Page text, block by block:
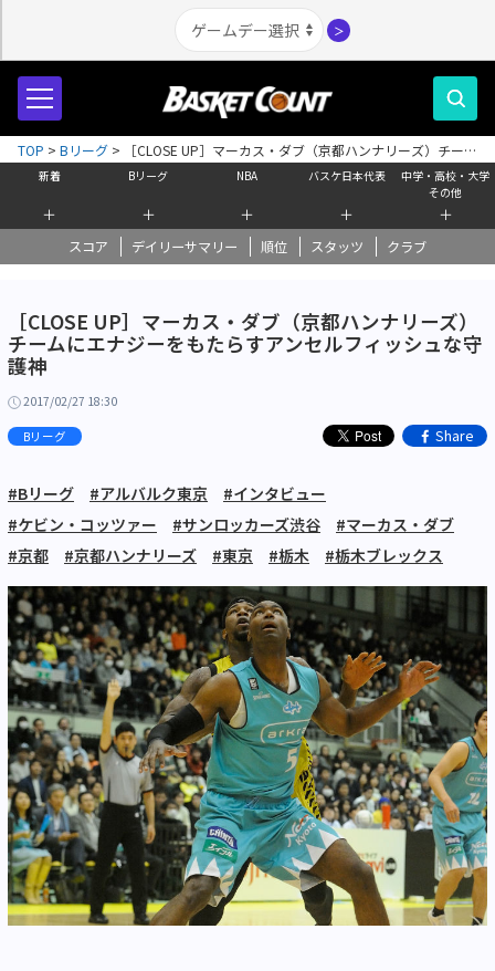
＞
新着
＋
Bリーグ
＋
NBA
＋
バスケ日本代表
＋
中学・高校・大学
その他
＋
スコア デイリーサマリー 順位 スタッツ クラブ
TOP > Bリーグ >
［CLOSE UP］マーカス・ダブ（京都ハンナリーズ）チーム
にエナジーをもたらすアンセルフィッシュな守護神
［CLOSE UP］マーカス・ダブ（京都ハンナリーズ）
チームにエナジーをもたらすアンセルフィッシュな守
護神
2017/02/27 18:30
Bリーグ Share
#Bリーグ #アルバルク東京
#インタビュー
#ケビン・コッツァー
#サンロッカーズ渋谷
#マーカス・ダブ
#京都
#京都ハンナリーズ #東京 #栃木 #栃木ブレックス